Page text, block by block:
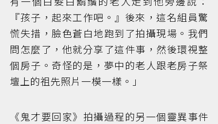
『孩子，起來工作吧。』後來，這名組員驚
慌失措，臉色蒼白地跑到了拍攝現場。我們
問怎麼了，他就分享了這件事，然後環視整
個房子。奇怪的是，夢中的老人跟老房子祭
壇上的祖先照片一模一樣。」
《鬼才要回家》拍攝過程的另一個靈異事件